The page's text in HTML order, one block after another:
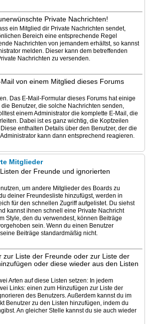
Private Nachrichten!
ein Mitglied dir Private Nachrichten sendet,
Bereich eine entsprechende Regel
Nachrichten von jemandem erhältst, so kannst
melden. Dieser kann dem betreffenden
Nachrichten zu versenden.
von einem Mitglied dieses Forums
Das E-Mail-Formular dieses Forums hat einige
Benutzer, die solche Nachrichten senden,
einem Administrator die komplette E-Mail, die
Dabei ist es ganz wichtig, die Kopfzeilen
enthalten Details über den Benutzer, der die
kann dann entsprechend reagieren.
Mitglieder
der Freunde und ignorierten
um andere Mitglieder des Boards zu
deiner Freundesliste hinzufügst, werden in
für den schnellen Zugriff aufgelistet. Du siehst
kannst ihnen schnell eine Private Nachricht
Style, den du verwendest, können Beiträge
sein. Wenn du einen Benutzer
Beiträge standardmäßig nicht.
zur Liste der Freunde oder zur Liste der
oder diese wieder aus den Listen
Arten auf diese Listen setzen: In jedem
Links: einen zum Hinzufügen zur Liste der
des Benutzers. Außerdem kannst du im
Benutzer zu den Listen hinzufügen, indem du
An gleicher Stelle kannst du sie auch wieder